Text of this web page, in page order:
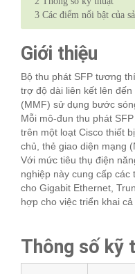
3 Các điểm nổi bật của
Giới thiệu
Bộ thu phát SFP tương
trợ độ dài liên kết lên
(MMF) sử dụng bước
Mỗi mô-đun thu phát
trên một loạt Cisco thiết
chủ, thẻ giao diện mạng
Với mức tiêu thụ điện
nghiệp này cung cấp các
cho Gigabit Ethernet,
hợp cho việc triển khai
Thông số kỹ